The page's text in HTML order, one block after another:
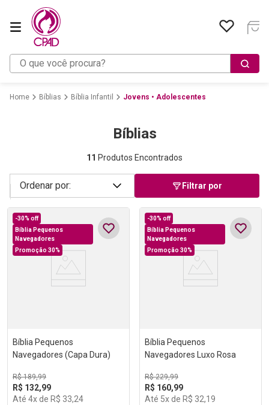
O que você procura?
Bíblias Bíblia Infantil Jovens • Adolescentes
Bíblias
11 Produtos Encontrados
Filtrar por
-30% off
Bíblia Pequenos
Navegadores
Promoção 30%
Bíblia Pequenos
Navegadores (Capa Dura)
R$ 189,99
R$ 132,99
Até 4x de R$ 33,24
-30% off
Bíblia Pequenos
Navegadores
Promoção 30%
Bíblia Pequenos
Navegadores Luxo Rosa
R$ 229,99
R$ 160,99
Até 5x de R$ 32,19